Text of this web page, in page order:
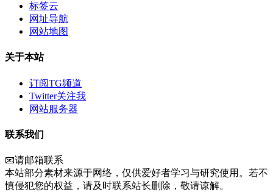
标签云
网址导航
网站地图
关于本站
订阅TG频道
Twitter关注我
网站服务器
联系我们
📧请邮箱联系
本站部分素材来源于网络，仅供爱好者学习与研究使用。若不
慎侵犯您的权益，请及时联系站长删除，敬请谅解。